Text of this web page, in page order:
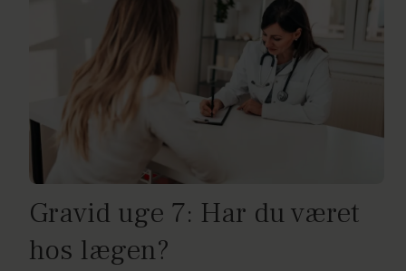
Gravid uge 7: Har du været
hos lægen?